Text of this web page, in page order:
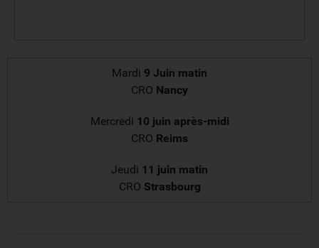
Mardi 9 Juin matin
CRO Nancy
Mercredi 10 juin après-midi
CRO Reims
Jeudi 11 juin matin
CRO Strasbourg